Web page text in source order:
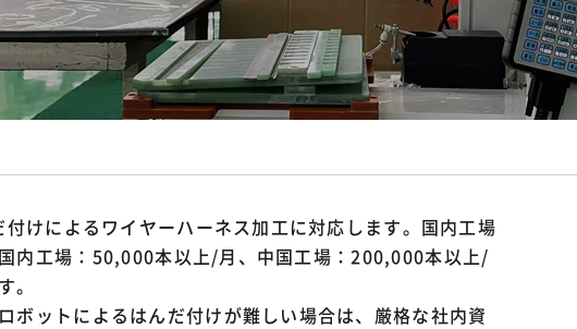
ネス加工
けによるワイヤーハーネス加工に対応します。国内工場
内工場：50,000本以上/月、中国工場：200,000本以上/
。
ボットによるはんだ付けが難しい場合は、厳格な社内資